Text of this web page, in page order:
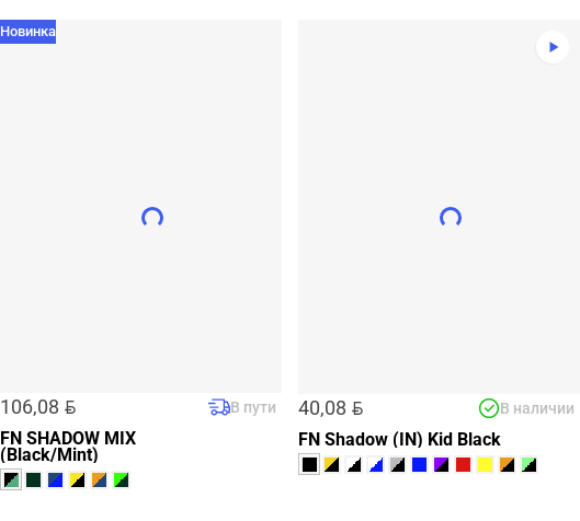
Новинка
106,08 BYN В пути
FN SHADOW MIX
(Black/Mint)
40,08 BYN В наличии
FN Shadow (IN) Kid Black